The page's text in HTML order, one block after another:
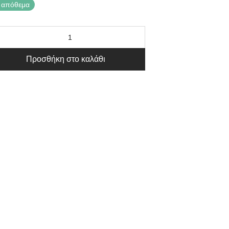
Προσθήκη στο καλάθι